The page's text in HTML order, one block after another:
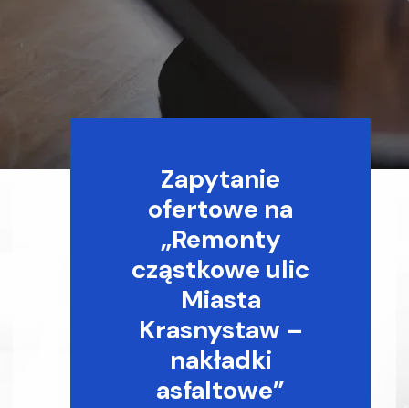
Zapytanie
ofertowe na
„Remonty
cząstkowe ulic
Miasta
Krasnystaw –
nakładki
asfaltowe”